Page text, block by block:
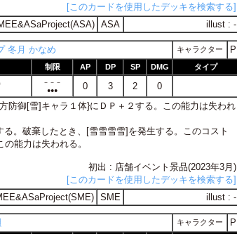
[このカードを使用したデッキを検索する]
ASA illust : -
冬月 かなめ キャラクター P
制限 AP DP SP DMG タイプ
－－－
●●●
0 3 2
0
防御[雪]キャラ１体}にＤＰ＋２する。この能力は失われ
。破棄したとき、[雪雪雪雪]を発生する。このコスト
能力は失われる。
初出 : 店舗イベント景品(2023年3月)
[このカードを使用したデッキを検索する]
SME illust : -
キャラクター P